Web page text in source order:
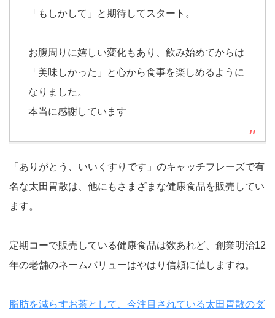
「もしかして」と期待してスタート。
お腹周りに嬉しい変化もあり、飲み始めてからは
「美味しかった」と心から食事を楽しめるように
なりました。
本当に感謝しています
「ありがとう、いいくすりです」のキャッチフレーズで有
名な太田胃散は、他にもさまざまな健康食品を販売してい
ます。
定期コーで販売している健康食品は数あれど、創業明治12
年の老舗のネームバリューはやはり信頼に値しますね。
脂肪を減らすお茶として、今注目されている太田胃散のダ